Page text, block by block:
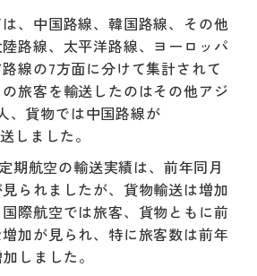
、中国路線、韓国路線、その他
路線、太平洋路線、ヨーロッパ
線の7方面に分けて集計されて
旅客を輸送したのはその他アジ
、貨物では中国路線が
しました。
期航空の輸送実績は、前年同月
られましたが、貨物輸送は増加
際航空では旅客、貨物ともに前
加が見られ、特に旅客数は前年
しました。